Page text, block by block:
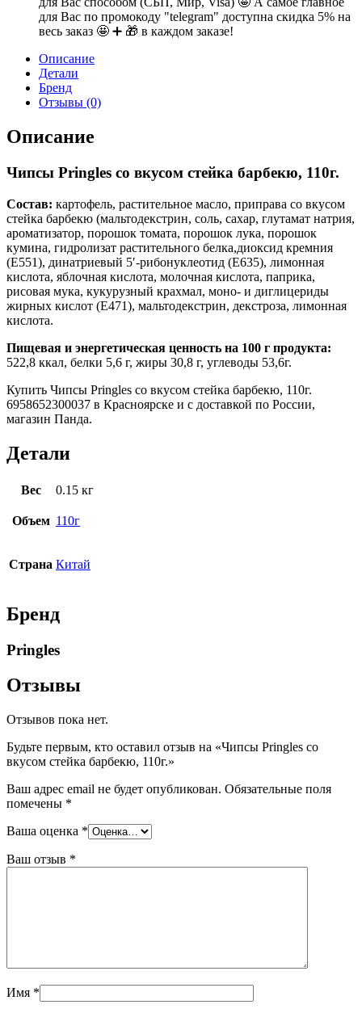
для Вас по промокоду "telegram" доступна скидка 5% на
весь заказ 🤩 ➕ 🎁 в каждом заказе!
Описание
Детали
Бренд
Отзывы (0)
Описание
Чипсы Pringles со вкусом стейка барбекю, 110г.
Состав: картофель, растительное масло, приправа со вкусом
стейка барбекю (мальтодекстрин, соль, сахар, глутамат натрия,
ароматизатор, порошок томата, порошок лука, порошок
кумина, гидролизат растительного белка,диоксид кремния
(Е551), динатриевый 5′-рибонуклеотид (Е635), лимонная
кислота, яблочная кислота, молочная кислота, паприка,
рисовая мука, кукурузный крахмал, моно- и диглицериды
жирных кислот (Е471), мальтодекстрин, декстроза, лимонная
кислота.
Пищевая и энергетическая ценность на 100 г продукта:
522,8 ккал, белки 5,6 г, жиры 30,8 г, углеводы 53,6г.
Купить Чипсы Pringles со вкусом стейка барбекю, 110г.
6958652300037 в Красноярске и с доставкой по России,
магазин Панда.
Детали
Вес 0.15 кг
Объем 110г
Страна Китай
Бренд
Pringles
Отзывы
Отзывов пока нет.
Будьте первым, кто оставил отзыв на «Чипсы Pringles со
вкусом стейка барбекю, 110г.»
Ваш адрес email не будет опубликован. Обязательные поля
помечены *
Ваша оценка *
Ваш отзыв *
Имя *